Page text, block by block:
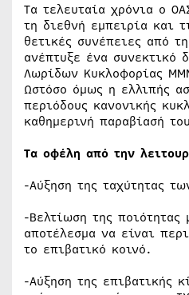
Τα τελευταία χρόνια ο
τη διεθνή εμπειρία και
θετικές συνέπειες από
ανέπτυξε ένα συνεκτικό
Λωρίδων Κυκλοφορίας
Ωστόσο όμως η ελλιπής
περιόδους κανονικής
καθημερινή παραβίασή
Τα οφέλη από την
-Αύξηση της ταχύτητας
-Βελτίωση της
αποτέλεσμα να είναι
το επιβατικό κοινό.
-Αύξηση της επιβατικής